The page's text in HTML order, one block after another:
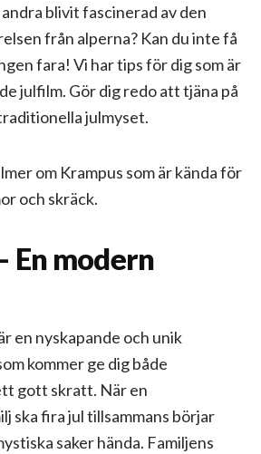
blivit fascinerad av den
från alperna? Kan du inte få
fara! Vi har tips för dig som är
julfilm. Gör dig redo att tjäna på
julmyset.
om Krampus som är kända för
och skräck.
En modern
en nyskapande och unik
kommer ge dig både
gott skratt. När en
ska fira jul tillsammans börjar
saker hända. Familjens